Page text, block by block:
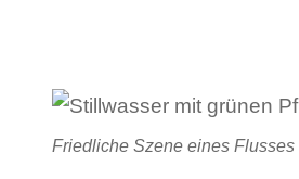
Friedliche Szene eines